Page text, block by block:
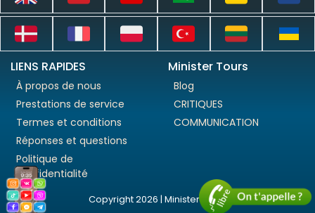
LIENS RAPIDES
À propos de nous
Prestations de service
Termes et conditions
Réponses et questions
Politique de
confidentialité
Minister Tours
Blog
CRITIQUES
COMMUNICATION
Copyright 2026 | Minister Tours